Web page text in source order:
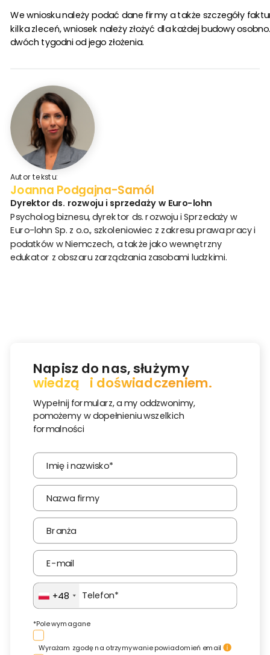
We wniosku należy podać dane firmy a także szczegóły
kilka zleceń, wniosek należy złożyć dla każdej budowy
dwóch tygodni od jego złożenia.
Autor tekstu:
Joanna Podgajna-Samól
Dyrektor ds. rozwoju i sprzedaży w Euro-lohn
Psycholog biznesu, dyrektor ds. rozwoju i Sprzedaży w
Euro-lohn Sp. z o.o., szkoleniowiec z zakresu prawa pracy i
podatków w Niemczech, a także jako wewnętrzny
edukator z obszaru zarządzania zasobami ludzkimi.
Napisz do nas, służymy
wiedzą i doświadczeniem.
Wypełnij formularz, a my oddzwonimy,
pomożemy w dopełnieniu wszelkich
formalności
+48
*Pole wymagane
Wyrażam zgodę na otrzymywanie powiadomień email